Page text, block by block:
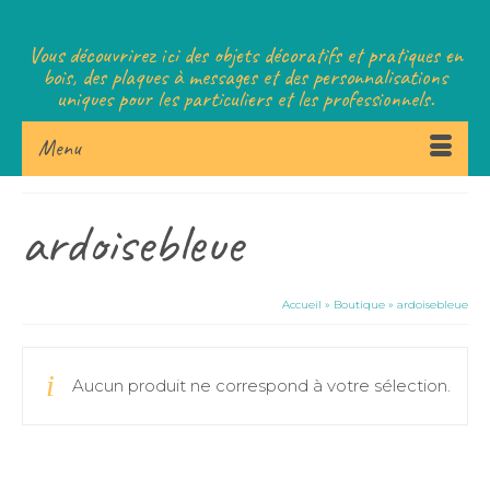
Vous découvrirez ici des objets décoratifs et pratiques en
bois, des plaques à messages et des personnalisations
uniques pour les particuliers et les professionnels.
Menu
ardoisebleue
Accueil » Boutique » ardoisebleue
Aucun produit ne correspond à votre sélection.